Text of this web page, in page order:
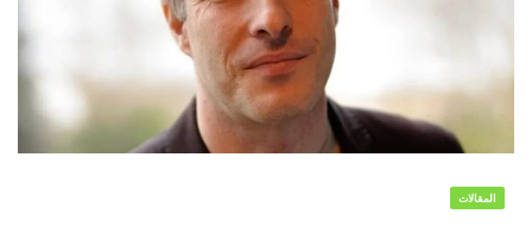
المقالات